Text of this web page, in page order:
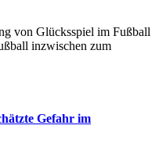
von Glücksspiel im Fußball
inzwischen zum
Gefahr im